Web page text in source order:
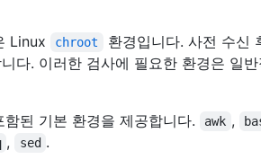
Linux chroot
환경입니다. 사전 수신
다. 이러한 검사에 필요한 환경은 일
된 기본 환경을 제공합니다.
awk ,
, sed .